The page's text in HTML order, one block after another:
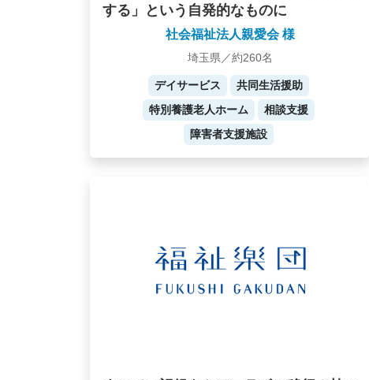
する」という自発的なものに
社会福祉法人親愛会 様
埼玉県／約260名
デイサービス
共同生活援助
特別養護老人ホーム
相談支援
障害者支援施設